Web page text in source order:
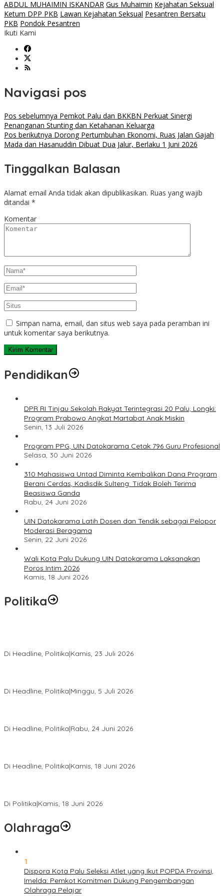
ABDUL MUHAIMIN ISKANDAR Gus Muhaimin Kejahatan Seksual
Ketum DPP PKB Lawan Kejahatan Seksual Pesantren Bersatu
PKB Pondok Pesantren
Ikuti Kami
Navigasi pos
Pos sebelumnya Pemkot Palu dan BKKBN Perkuat Sinergi
Penanganan Stunting dan Ketahanan Keluarga
Pos berikutnya Dorong Pertumbuhan Ekonomi, Ruas Jalan Gajah
Mada dan Hasanuddin Dibuat Dua Jalur, Berlaku 1 Juni 2026
Tinggalkan Balasan
Alamat email Anda tidak akan dipublikasikan. Ruas yang wajib
ditandai *
Komentar
Simpan nama, email, dan situs web saya pada peramban ini
untuk komentar saya berikutnya.
Pendidikan
DPR RI Tinjau Sekolah Rakyat Terintegrasi 20 Palu, Longki:
Program Prabowo Angkat Martabat Anak Miskin
Senin, 13 Juli 2026
Program PPG, UIN Datokarama Cetak 796 Guru Profesional
Selasa, 30 Juni 2026
310 Mahasiswa Untad Diminta Kembalikan Dana Program
Berani Cerdas, Kadisdik Sulteng: Tidak Boleh Terima
Beasiswa Ganda
Rabu, 24 Juni 2026
UIN Datokarama Latih Dosen dan Tendik sebagai Pelopor
Moderasi Beragama
Senin, 22 Juni 2026
Wali Kota Palu Dukung UIN Datokarama Laksanakan
Poros Intim 2026
Kamis, 18 Juni 2026
Politika
Di Headline, Politika|Kamis, 23 Juli 2026
Di Headline, Politika|Minggu, 5 Juli 2026
Di Headline, Politika|Rabu, 24 Juni 2026
Di Headline, Politika|Kamis, 18 Juni 2026
Di Politika|Kamis, 18 Juni 2026
Olahraga
1
Dispora Kota Palu Seleksi Atlet yang Ikut POPDA Provinsi,
Imelda: Pemkot Komitmen Dukung Pengembangan
Olahraga Pelajar